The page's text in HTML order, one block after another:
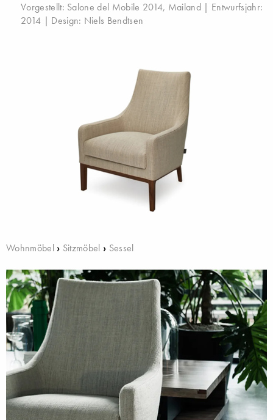
Vorgestellt: Salone del Mobile 2014, Mailand | Entwurfsjahr:
2014 | Design: Niels Bendtsen
Wohnmöbel› Sitzmöbel › Sessel